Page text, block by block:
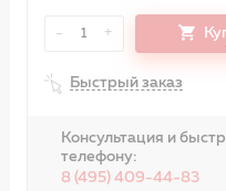
- 1 +
Быстрый заказ
Консультация и
телефону:
8 (495) 409-44-83